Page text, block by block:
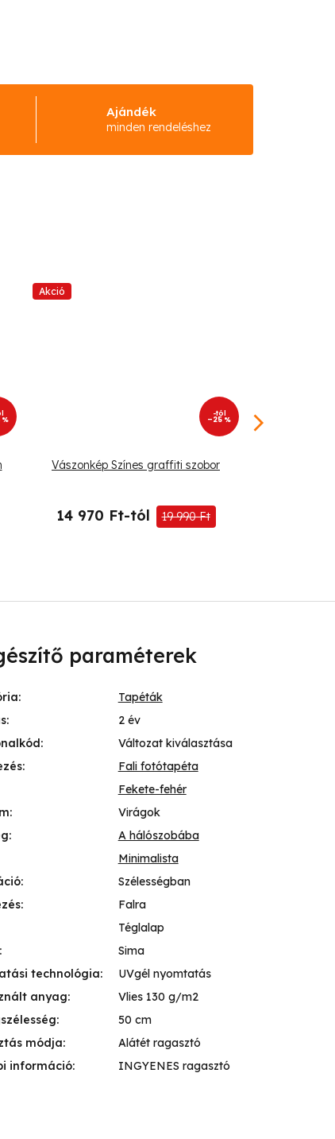
Ajándék
minden rendeléshez
%
Akció
-tól
–25 %
Vászonkép Színes graffiti szobor
14 970 Ft-tól 19 990 Ft
paraméterek
:
Tapéták
:
2 év
:
Változat kiválasztása
:
Fali fotótapéta
Fekete-fehér
:
Virágok
:
A hálószobába
Minimalista
:
Szélességban
:
Falra
Téglalap
Sima
technológia:
UVgél nyomtatás
anyag:
Vlies 130 g/m2
:
50 cm
módja:
Alátét ragasztó
információ: INGYENES ragasztó